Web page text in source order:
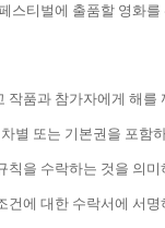
스티벌에 출품할 영화
품과 참가자에게 해
별 또는 기본권을 포함
을 수락하는 것을 의
건에 대한 수락서에 서